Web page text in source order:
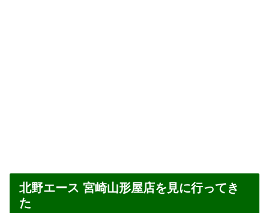
北野エース 宮崎山形屋店を見に行ってき
た